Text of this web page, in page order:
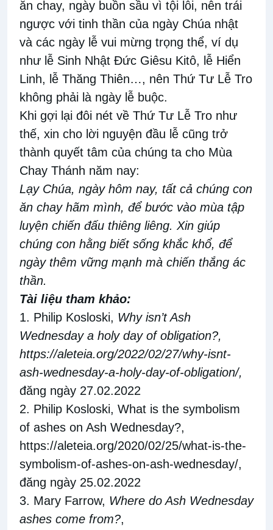
ăn chay, ngày buồn sầu vì tội lỗi, nên trái
ngược với tinh thần của ngày Chúa nhật
và các ngày lễ vui mừng trọng thể, ví dụ
như lễ Sinh Nhật Đức Giêsu Kitô, lễ Hiển
Linh, lễ Thăng Thiên…, nên Thứ Tư Lễ Tro
không phải là ngày lễ buộc.
Khi gợi lại đôi nét về Thứ Tư Lễ Tro như
thế, xin cho lời nguyện đầu lễ cũng trở
thành quyết tâm của chúng ta cho Mùa
Chay Thánh năm nay:
Lạy Chúa, ngày hôm nay, tất cả chúng con
ăn chay hãm mình, để bước vào mùa tập
luyện chiến đấu thiêng liêng. Xin giúp
chúng con hằng biết sống khắc khổ, để
ngày thêm vững mạnh mà chiến thắng ác
thần.
Tài liệu tham khảo:
1. Philip Kosloski, Why isn’t Ash
Wednesday a holy day of obligation?,
https://aleteia.org/2022/02/27/why-isnt-
ash-wednesday-a-holy-day-of-obligation/,
đăng ngày 27.02.2022
2. Philip Kosloski, What is the symbolism
of ashes on Ash Wednesday?,
https://aleteia.org/2020/02/25/what-is-the-
symbolism-of-ashes-on-ash-wednesday/,
đăng ngày 25.02.2022
3. Mary Farrow, Where do Ash Wednesday
ashes come from?,